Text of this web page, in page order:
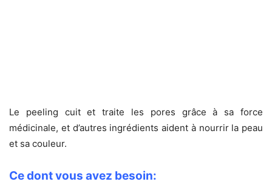
Le peeling cuit et traite les pores grâce à sa force
médicinale, et d’autres ingrédients aident à nourrir la peau
et sa couleur.
Ce dont vous avez besoin: